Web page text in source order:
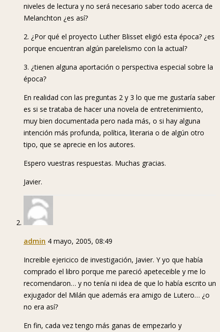
niveles de lectura y no será necesario saber todo acerca de
Melanchton ¿es así?
2. ¿Por qué el proyecto Luther Blisset eligió esta época? ¿es
porque encuentran algún parelelismo con la actual?
3. ¿tienen alguna aportación o perspectiva especial sobre la
época?
En realidad con las preguntas 2 y 3 lo que me gustaría saber
es si se trataba de hacer una novela de entretenimiento,
muy bien documentada pero nada más, o si hay alguna
intención más profunda, política, literaria o de algún otro
tipo, que se aprecie en los autores.
Espero vuestras respuestas. Muchas gracias.
Javier.
admin 4 mayo, 2005, 08:49
Increible ejericico de investigación, Javier. Y yo que había
comprado el libro porque me pareció apeteceible y me lo
recomendaron… y no tenía ni idea de que lo había escrito un
exjugador del Milán que además era amigo de Lutero… ¿o
no era así?
En fin, cada vez tengo más ganas de empezarlo y